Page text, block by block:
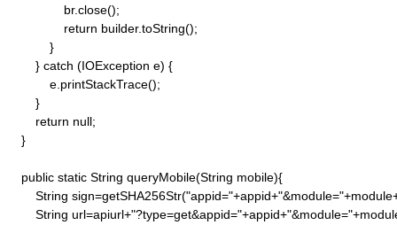
                br.close();
                return builder.toString();
            }
        } catch (IOException e) {
            e.printStackTrace();
        }
        return null;
    }
    public static String queryMobile(String mobile){
String
String